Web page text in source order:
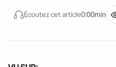
Écoutez cet article0:00min